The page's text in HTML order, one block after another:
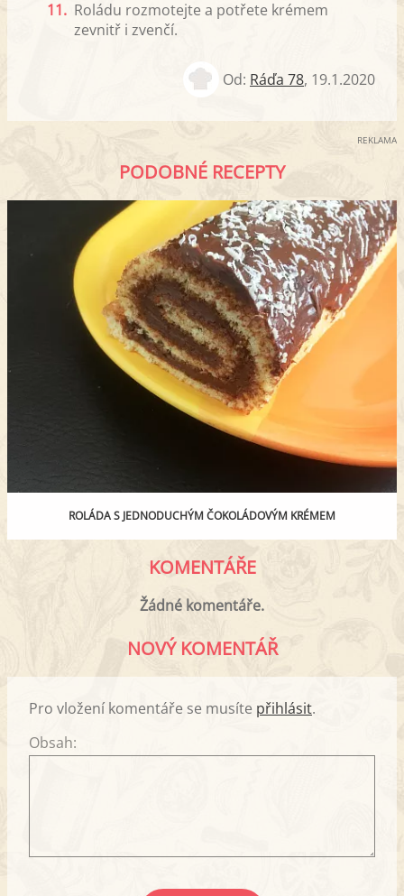
11. Roládu rozmotejte a potřete krémem
zevnitř i zvenčí.
Od: Ráďa 78, 19.1.2020
REKLAMA
PODOBNÉ RECEPTY
ROLÁDA S JEDNODUCHÝM ČOKOLÁDOVÝM KRÉMEM
KOMENTÁŘE
Žádné komentáře.
NOVÝ KOMENTÁŘ
Pro vložení komentáře se musíte přihlásit.
Obsah: